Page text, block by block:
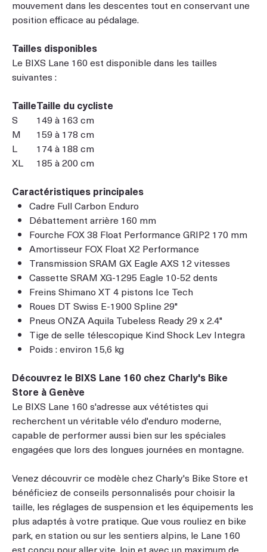
mouvement dans les descentes tout en conservant une
position efficace au pédalage.
Tailles disponibles
Le BIXS Lane 160 est disponible dans les tailles
suivantes :
TailleTaille du cycliste
S
149 à 163 cm
M
159 à 178 cm
L
174 à 188 cm
XL
185 à 200 cm
Caractéristiques principales
Cadre Full Carbon Enduro
Débattement arrière 160 mm
Fourche FOX 38 Float Performance GRIP2 170 mm
Amortisseur FOX Float X2 Performance
Transmission SRAM GX Eagle AXS 12 vitesses
Cassette SRAM XG-1295 Eagle 10-52 dents
Freins Shimano XT 4 pistons Ice Tech
Roues DT Swiss E-1900 Spline 29"
Pneus ONZA Aquila Tubeless Ready 29 x 2.4"
Tige de selle télescopique Kind Shock Lev Integra
Poids : environ 15,6 kg
Découvrez le BIXS Lane 160 chez Charly's Bike
Store à Genève
Le BIXS Lane 160 s'adresse aux vététistes qui
recherchent un véritable vélo d'enduro moderne,
capable de performer aussi bien sur les spéciales
engagées que lors des longues journées en montagne.
Venez découvrir ce modèle chez Charly's Bike Store et
bénéficiez de conseils personnalisés pour choisir la
taille, les réglages de suspension et les équipements les
plus adaptés à votre pratique. Que vous rouliez en bike
park, en station ou sur les sentiers alpins, le Lane 160
est conçu pour aller vite, loin et avec un maximum de